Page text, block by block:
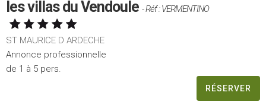
les villas du Vendoule - Réf : VERMENTINO
ST MAURICE D ARDECHE
Annonce professionnelle
de 1 à 5 pers.
RÉSERVER